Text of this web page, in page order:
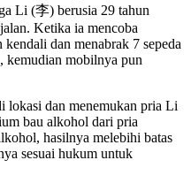
Li (李) berusia 29 tahun
Ketika ia mencoba
dan menabrak 7 sepeda
kemudian mobilnya pun
lokasi dan menemukan pria Li
bau alkohol dari pria
hasilnya melebihi batas
sesuai hukum untuk